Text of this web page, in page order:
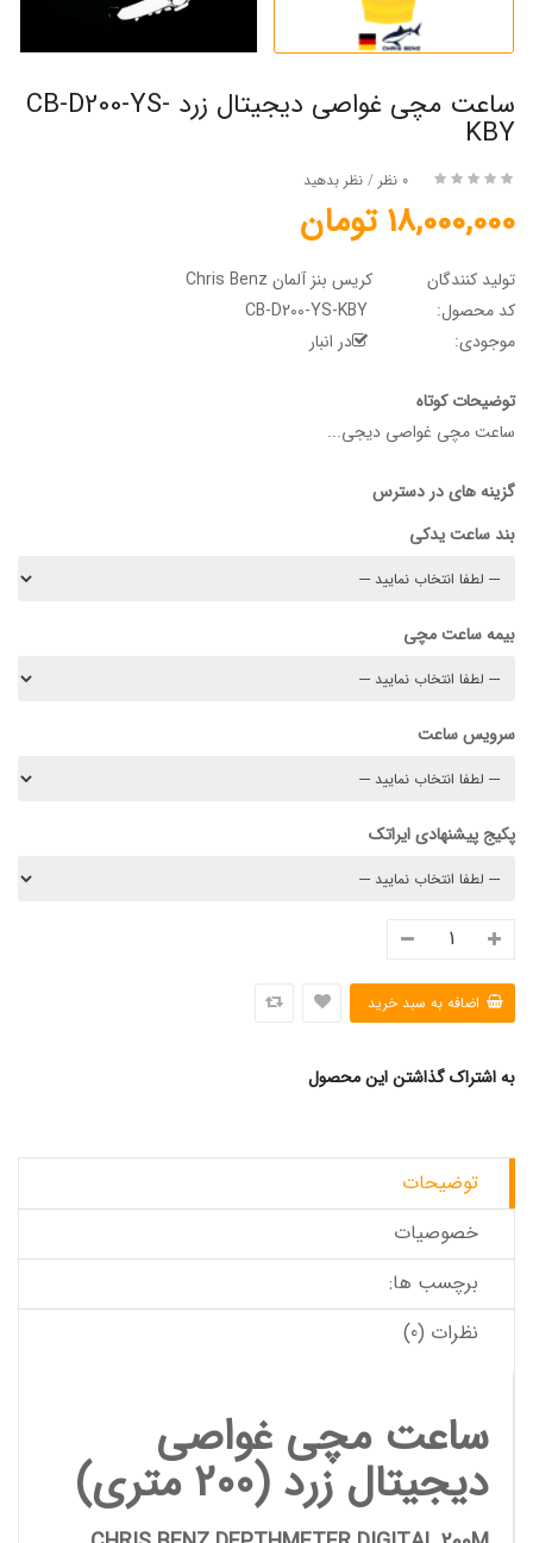
ساعت مچی غواصی دیجیتال زرد CB-D200-YS-
KBY
0 نظر / نظر بدهید
18,000,000 تومان
تولید کنندگان
کریس بنز آلمان Chris Benz
کد محصول:
موجودی:
در انبار
توضیحات کوتاه
ساعت مچی غواصی دیجی...
گزینه های در دسترس
بند ساعت یدکی
بیمه ساعت مچی
سرویس ساعت
پکیج پیشنهادی ایراتک
به اشتراک گذاشتن این محصول
توضیحات
خصوصیات
برچسب ها:
نظرات (0)
ساعت مچی غواصی
دیجیتال زرد (200 متری)